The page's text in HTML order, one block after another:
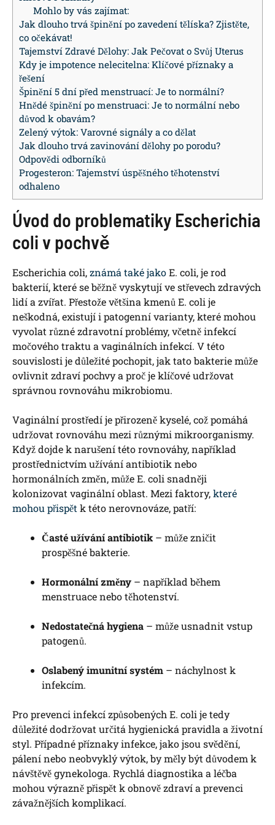
Mohlo by vás zajímat:
Jak dlouho trvá špinění po zavedení tělíska? Zjistěte,
co očekávat!
Tajemství Zdravé Dělohy: Jak Pečovat o Svůj Uterus
Kdy je impotence nelecitelna: Klíčové příznaky a
řešení
Špinění 5 dní před menstruací: Je to normální?
Hnědé špinění po menstruaci: Je to normální nebo
důvod k obavám?
Zelený výtok: Varovné signály a co dělat
Jak dlouho trvá zavinování dělohy po porodu?
Odpovědi odborníků
Progesteron: Tajemství úspěšného těhotenství
odhaleno
Úvod do problematiky Escherichia
coli v pochvě
Escherichia coli,známá také jakoE. coli, je rod
bakterií, které se běžně vyskytují ve střevech zdravých
lidí a zvířat. Přestože většina kmenů E. coli je
neškodná, existují i patogenní varianty, které mohou
vyvolat různé zdravotní problémy, včetně infekcí
močového traktu a vaginálních infekcí. V této
souvislosti je důležité pochopit, jak tato bakterie může
ovlivnit zdraví pochvy a proč je klíčové udržovat
správnou rovnováhu mikrobiomu.
Vaginální prostředí je přirozeně kyselé, což pomáhá
udržovat rovnováhu mezi různými mikroorganismy.
Když dojde k narušení této rovnováhy, například
prostřednictvím užívání antibiotik nebo
hormonálních změn, může E. coli snadněji
kolonizovat vaginální oblast. Mezi faktory,které
mohou přispět k této nerovnováze, patří:
Časté užívání antibiotik – může zničit
prospěšné bakterie.
Hormonální změny – například během
menstruace nebo těhotenství.
Nedostatečná hygiena – může usnadnit vstup
patogenů.
Oslabený imunitní systém – náchylnost k
infekcím.
Pro prevenci infekcí způsobených E. coli je tedy
důležité dodržovat určitá hygienická pravidla a životní
styl. Případné příznaky infekce, jako jsou svědění,
pálení nebo neobvyklý výtok, by měly být důvodem k
návštěvě gynekologa. Rychlá diagnostika a léčba
mohou výrazně přispět k obnově zdraví a prevenci
závažnějších komplikací.